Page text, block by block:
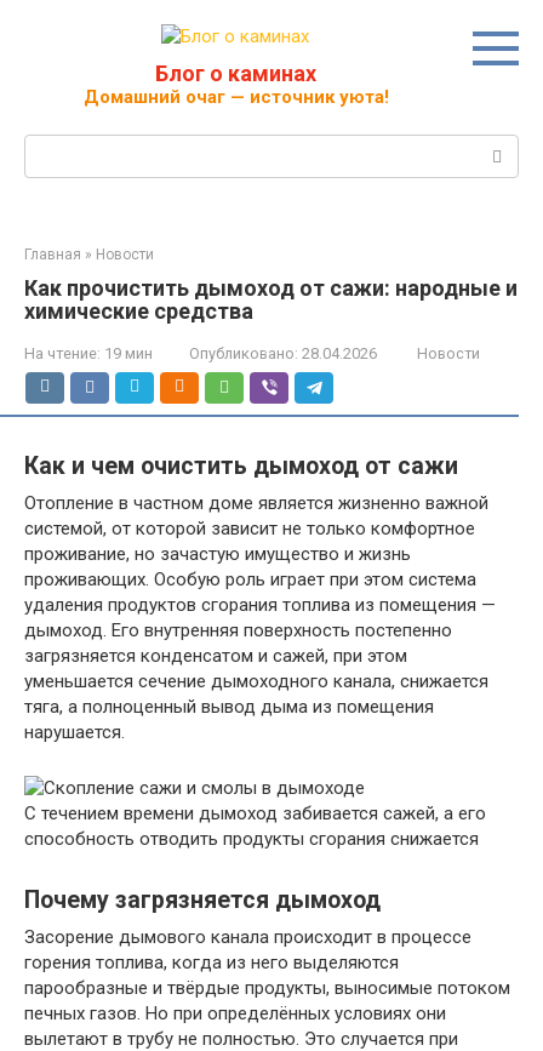
Блог о каминах
Домашний очаг — источник уюта!
Главная » Новости
Как прочистить дымоход от сажи: народные и
химические средства
На чтение: 19 мин Опубликовано: 28.04.2026 Новости
Как и чем очистить дымоход от сажи
Отопление в частном доме является жизненно важной
системой, от которой зависит не только комфортное
проживание, но зачастую имущество и жизнь
проживающих. Особую роль играет при этом система
удаления продуктов сгорания топлива из помещения —
дымоход. Его внутренняя поверхность постепенно
загрязняется конденсатом и сажей, при этом
уменьшается сечение дымоходного канала, снижается
тяга, а полноценный вывод дыма из помещения
нарушается.
С течением времени дымоход забивается сажей, а его
способность отводить продукты сгорания снижается
Почему загрязняется дымоход
Засорение дымового канала происходит в процессе
горения топлива, когда из него выделяются
парообразные и твёрдые продукты, выносимые потоком
печных газов. Но при определённых условиях они
вылетают в трубу не полностью. Это случается при